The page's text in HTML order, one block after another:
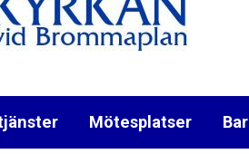
Mötesplatser